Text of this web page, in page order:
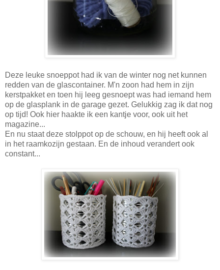
Deze leuke snoeppot had ik van de winter nog net kunnen
redden van de glascontainer. M'n zoon had hem in zijn
kerstpakket en toen hij leeg gesnoept was had iemand hem
op de glasplank in de garage gezet. Gelukkig zag ik dat nog
op tijd! Ook hier haakte ik een kantje voor, ook uit het
magazine...
En nu staat deze stolppot op de schouw, en hij heeft ook al
in het raamkozijn gestaan. En de inhoud verandert ook
constant...